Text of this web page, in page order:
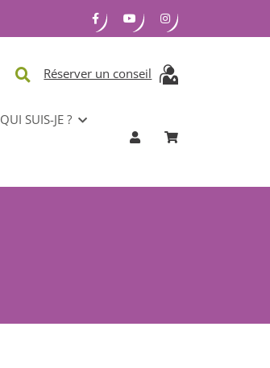
Réserver un conseil
QUI SUIS-JE ?